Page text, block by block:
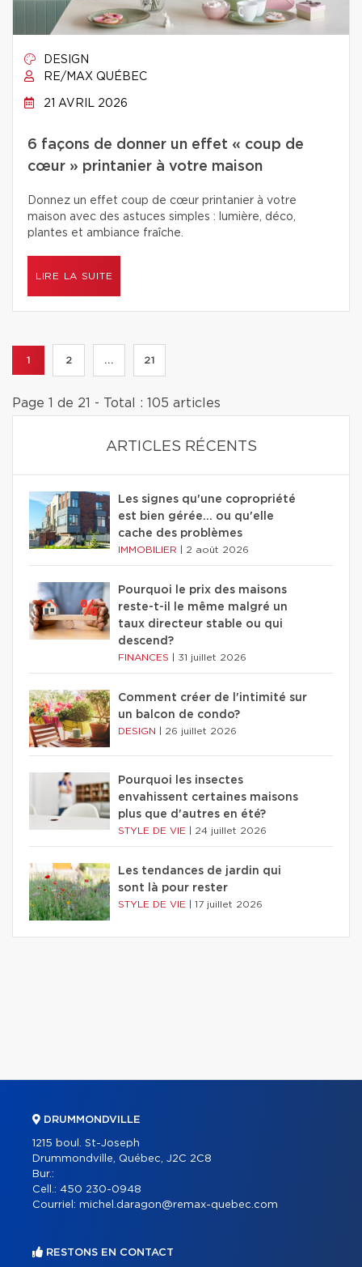
DESIGN
RE/MAX QUÉBEC
21 AVRIL 2026
6 façons de donner un effet « coup de
cœur » printanier à votre maison
Donnez un effet coup de cœur printanier à votre
maison avec des astuces simples : lumière, déco,
plantes et ambiance fraîche.
LIRE LA SUITE
1 2 ... 21
Page 1 de 21 - Total : 105 articles
ARTICLES RÉCENTS
Les signes qu'une copropriété
est bien gérée… ou qu'elle
cache des problèmes
IMMOBILIER 2 août 2026
Pourquoi le prix des maisons
reste-t-il le même malgré un
taux directeur stable ou qui
descend?
FINANCES 31 juillet 2026
Comment créer de l'intimité sur
un balcon de condo?
DESIGN 26 juillet 2026
Pourquoi les insectes
envahissent certaines maisons
plus que d'autres en été?
STYLE DE VIE 24 juillet 2026
Les tendances de jardin qui
sont là pour rester
STYLE DE VIE 17 juillet 2026
DRUMMONDVILLE
1215 boul. St-Joseph
Drummondville, Québec, J2C 2C8
Bur.:
Cell.: 450 230-0948
Courriel: michel.daragon@remax-quebec.com
RESTONS EN CONTACT